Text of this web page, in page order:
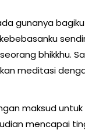
gunanya
bhikkhu.
meditasi
maksud
mencapai